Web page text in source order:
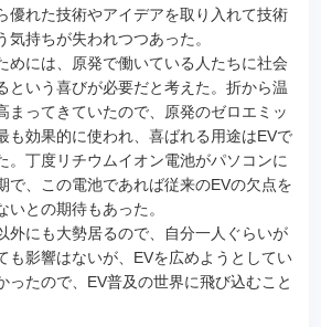
優れた技術やアイデアを取り入れて技術
持ちが失われつつあった。
には、原発で働いている人たちに社会
という喜びが必要だと考えた。折から温
まってきていたので、原発のゼロエミッ
も効果的に使われ、喜ばれる用途はEVで
。丁度リチウムイオン電池がパソコンに
で、この電池であれば従来のEVの欠点を
との期待もあった。
にも大勢居るので、自分一人ぐらいが
も影響はないが、EVを広めようとしてい
ったので、EV普及の世界に飛び込むこと